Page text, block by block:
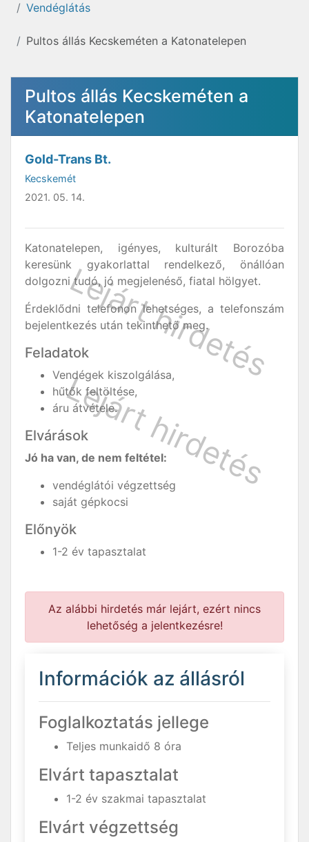
Vendéglátás
Pultos állás Kecskeméten a Katonatelepen
Pultos állás Kecskeméten a
Katonatelepen
Gold-Trans Bt.
Kecskemét
2021. 05. 14.
Katonatelepen, igényes, kulturált Borozóba
keresünk gyakorlattal rendelkező, önállóan
dolgozni tudó, jó megjelenéső, fiatal hölgyet.
Érdeklődni telefonon lehetséges, a telefonszám
bejelentkezés után tekinthető meg.
Feladatok
Vendégek kiszolgálása,
hűtők feltöltése,
áru átvétele.
Elvárások
Jó ha van, de nem feltétel:
vendéglátói végzettség
saját gépkocsi
Előnyök
1-2 év tapasztalat
Az alábbi hirdetés már lejárt, ezért nincs
lehetőség a jelentkezésre!
Információk az állásról
Foglalkoztatás jellege
Teljes munkaidő 8 óra
Elvárt tapasztalat
1-2 év szakmai tapasztalat
Elvárt végzettség